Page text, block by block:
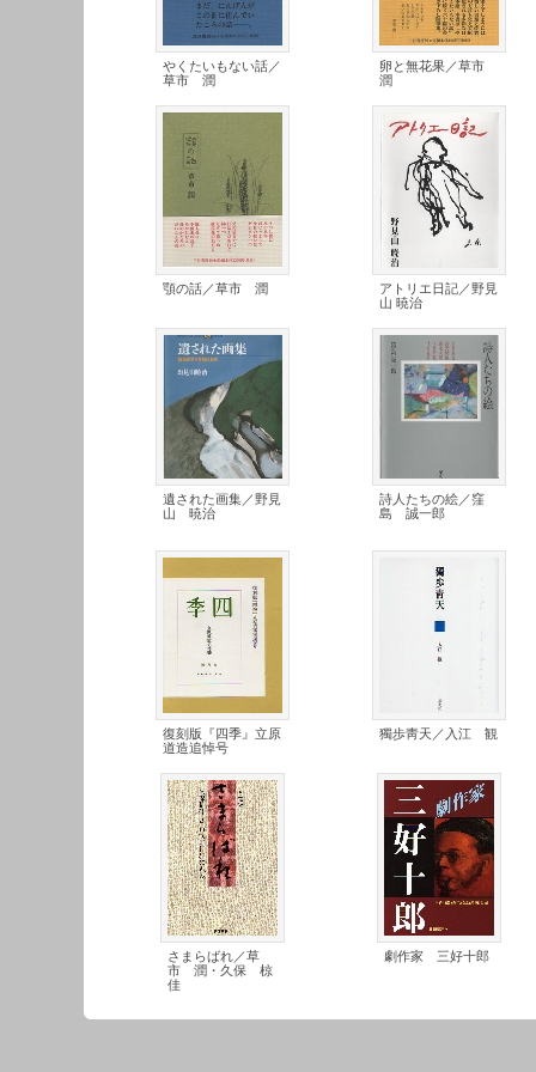
やくたいもない話／
草市 潤
卵と無花果／草市
潤
顎の話／草市 潤
アトリエ日記／野見
山 暁治
遺された画集／野見
山 暁治
詩人たちの絵／窪
島 誠一郎
復刻版『四季』立原
道造追悼号
獨歩靑天／入江 観
さまらばれ／草
市 潤・久保 椋
佳
劇作家 三好十郎